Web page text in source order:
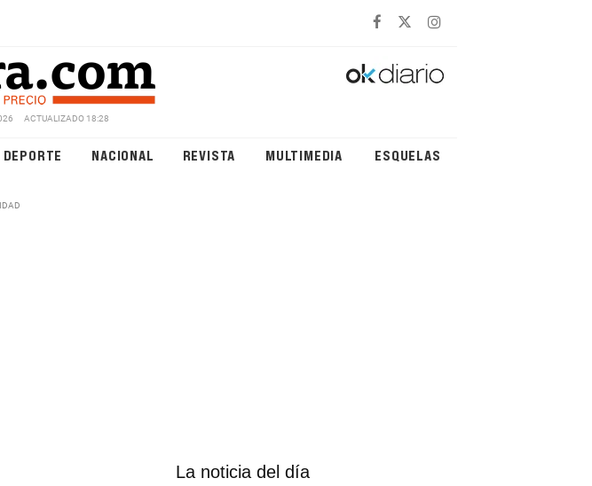
ACTUALIZADO 18:28
DEPORTE NACIONAL REVISTA MULTIMEDIA ESQUELAS
La noticia del día